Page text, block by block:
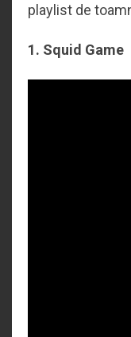
playlist de
1. Squid Game